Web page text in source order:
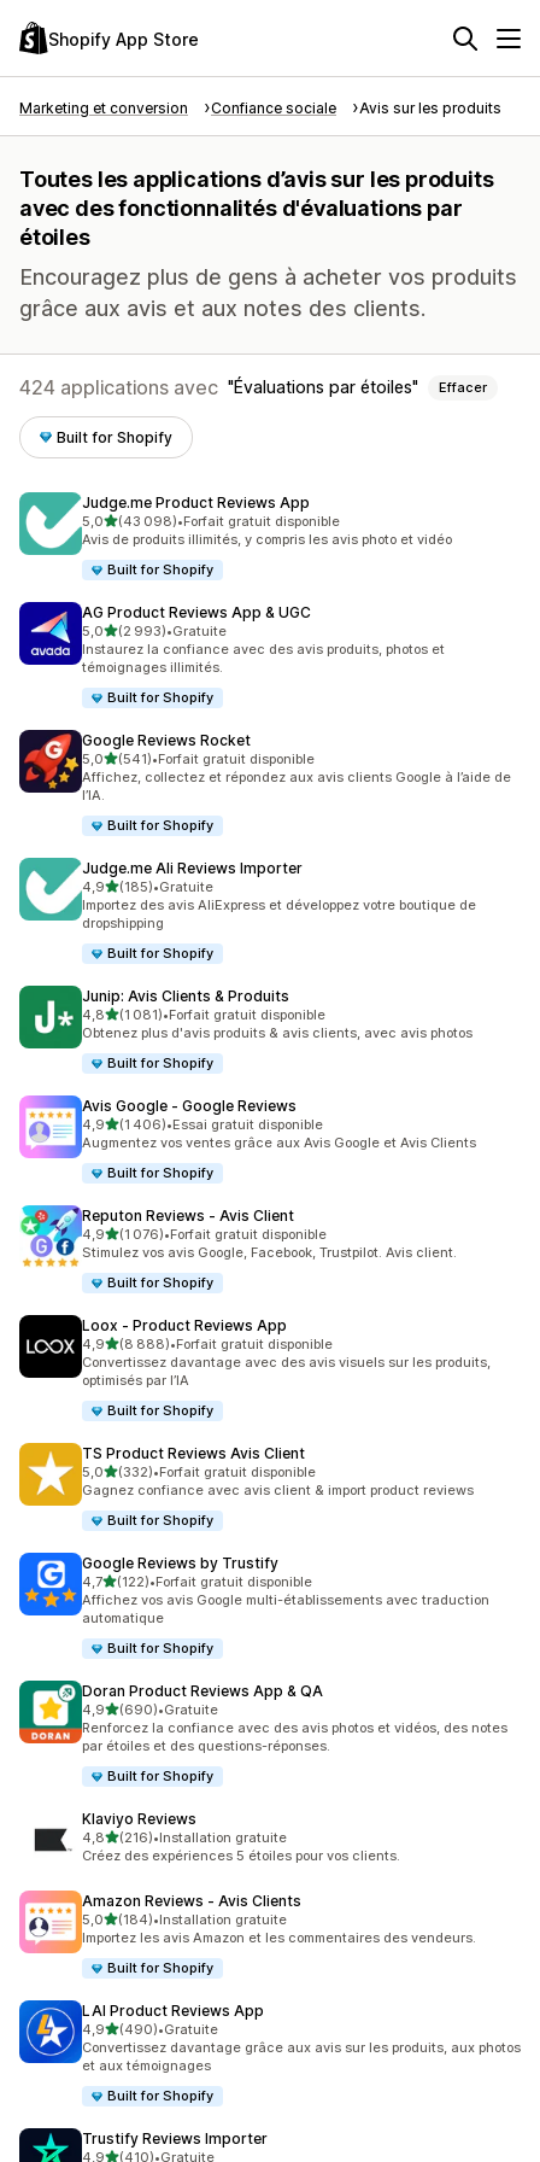
Shopify App Store
Marketing et conversion Confiance sociale Avis sur les produits
Toutes les applications d’avis sur les produits
avec des fonctionnalités d'évaluations par
étoiles
Encouragez plus de gens à acheter vos produits
grâce aux avis et aux notes des clients.
424 applications avec Évaluations par étoiles Effacer
Built for Shopify
Judge.me Product Reviews App
5,0étoile(s) sur 5
(43 098)
43098 avis au total
•Forfait gratuit disponible
Avis de produits illimités, y compris les avis photo et vidéo
Built for Shopify
AG Product Reviews App & UGC
5,0étoile(s) sur 5
(2 993)
2993 avis au total
•Gratuite
Instaurez la confiance avec des avis produits, photos et
témoignages illimités.
Built for Shopify
Google Reviews Rocket
5,0étoile(s) sur 5
(541)
541 avis au total
•Forfait gratuit disponible
Affichez, collectez et répondez aux avis clients Google à l’aide de
l’IA.
Built for Shopify
Judge.me Ali Reviews Importer
4,9étoile(s) sur 5
(185)
185 avis au total
•Gratuite
Importez des avis AliExpress et développez votre boutique de
dropshipping
Built for Shopify
Junip: Avis Clients & Produits
4,8étoile(s) sur 5
(1 081)
1081 avis au total
•Forfait gratuit disponible
Obtenez plus d'avis produits & avis clients, avec avis photos
Built for Shopify
Avis Google ‑ Google Reviews
4,9étoile(s) sur 5
(1 406)
1406 avis au total
•Essai gratuit disponible
Augmentez vos ventes grâce aux Avis Google et Avis Clients
Built for Shopify
Reputon Reviews ‑ Avis Client
4,9étoile(s) sur 5
(1 076)
1076 avis au total
•Forfait gratuit disponible
Stimulez vos avis Google, Facebook, Trustpilot. Avis client.
Built for Shopify
Loox ‑ Product Reviews App
4,9étoile(s) sur 5
(8 888)
8888 avis au total
•Forfait gratuit disponible
Convertissez davantage avec des avis visuels sur les produits,
optimisés par l’IA
Built for Shopify
TS Product Reviews Avis Client
5,0étoile(s) sur 5
(332)
332 avis au total
•Forfait gratuit disponible
Gagnez confiance avec avis client & import product reviews
Built for Shopify
Google Reviews by Trustify
4,7étoile(s) sur 5
(122)
122 avis au total
•Forfait gratuit disponible
Affichez vos avis Google multi-établissements avec traduction
automatique
Built for Shopify
Doran Product Reviews App & QA
4,9étoile(s) sur 5
(690)
690 avis au total
•Gratuite
Renforcez la confiance avec des avis photos et vidéos, des notes
par étoiles et des questions-réponses.
Built for Shopify
Klaviyo Reviews
4,8étoile(s) sur 5
(216)
216 avis au total
•Installation gratuite
Créez des expériences 5 étoiles pour vos clients.
Amazon Reviews ‑ Avis Clients
5,0étoile(s) sur 5
(184)
184 avis au total
•Installation gratuite
Importez les avis Amazon et les commentaires des vendeurs.
Built for Shopify
LAI Product Reviews App
4,9étoile(s) sur 5
(490)
490 avis au total
•Gratuite
Convertissez davantage grâce aux avis sur les produits, aux photos
et aux témoignages
Built for Shopify
Trustify Reviews Importer
4,9étoile(s) sur 5
(410)•Gratuite